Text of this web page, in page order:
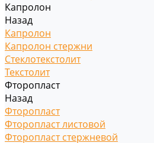
Капролон
Назад
Капролон
Капролон стержни
Стеклотекстолит
Текстолит
Фторопласт
Назад
Фторопласт
Фторопласт листовой
Фторопласт стержневой